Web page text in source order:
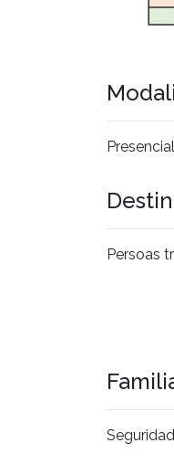
Presencial
Persoas